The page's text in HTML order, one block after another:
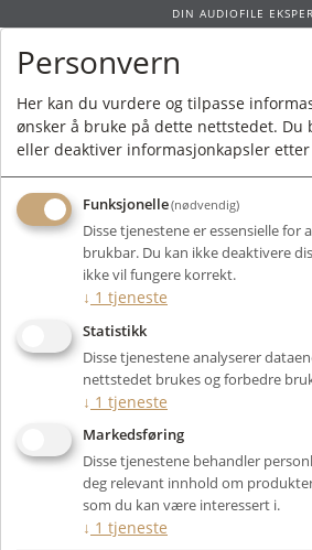
DIN AUDIOFILE
Forside / Produkter/ Høyttalere / Aktive
E-Sub E112
Personvern
Her kan du vurdere og tilpasse
ønsker å bruke på dette nettstedet. Du
eller deaktiver informasjonkapsler etter
Funksjonelle(nødvendig)
Disse tjenestene er essensielle
brukbar. Du kan ikke deaktivere
ikke vil fungere korrekt.
↓ 1 tjeneste
Statistikk
Disse tjenestene analyserer
nettstedet brukes og forbedre
↓ 1 tjeneste
Markedsføring
Disse tjenestene behandler
deg relevant innhold om
som du kan være interessert i.
↓ 1 tjeneste